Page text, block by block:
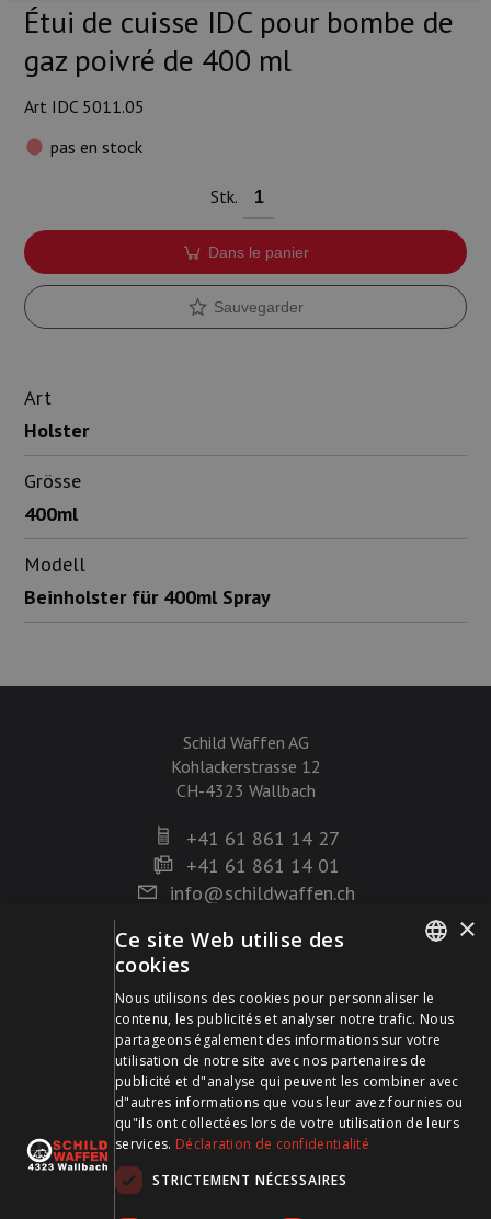
Étui de cuisse IDC pour bombe de
gaz poivré de 400 ml
Art IDC 5011.05
pas en stock
Stk.
Dans le panier
Sauvegarder
Art
Holster
Grösse
400ml
Modell
Beinholster für 400ml Spray
Schild Waffen AG
Kohlackerstrasse 12
CH-4323 Wallbach
+41 61 861 14 27
+41 61 861 14 01
info@schildwaffen.ch
Mode de paiement
Visitez-nous sur les médias sociaux et restez à jour !
FRENCH
×
Ce site Web utilise des
cookies
Nous utilisons des cookies pour personnaliser le
contenu, les publicités et analyser notre trafic. Nous
partageons également des informations sur votre
utilisation de notre site avec nos partenaires de
publicité et d"analyse qui peuvent les combiner avec
d"autres informations que vous leur avez fournies ou
qu"ils ont collectées lors de votre utilisation de leurs
services. Déclaration de confidentialité
STRICTEMENT NÉCESSAIRES